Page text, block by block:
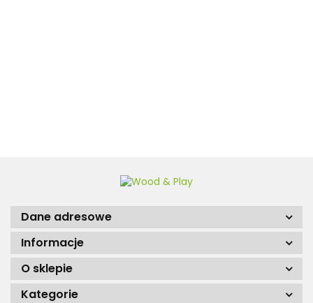
Dane adresowe
Informacje
O sklepie
Kategorie